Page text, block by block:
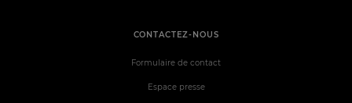
CONTACTEZ-NOUS
Formulaire de contact
Espace presse